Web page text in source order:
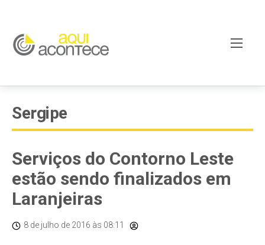
Sergipe
Serviços do Contorno Leste
estão sendo finalizados em
Laranjeiras
8 de julho de 2016 às 08:11